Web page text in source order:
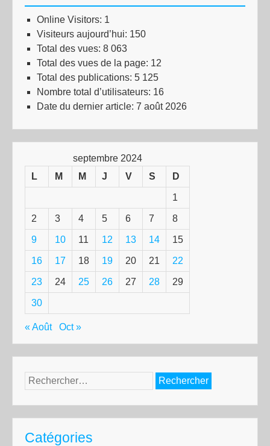
Online Visitors: 1
Visiteurs aujourd’hui: 150
Total des vues: 8 063
Total des vues de la page: 12
Total des publications: 5 125
Nombre total d’utilisateurs: 16
Date du dernier article: 7 août 2026
septembre 2024
L
M M J V S D
1
2 3 4 5 6 7 8
9 10 11 12 13 14 15
16 17 18 19 20 21 22
23 24 25 26 27 28 29
30
« Août Oct »
Rechercher :
Catégories